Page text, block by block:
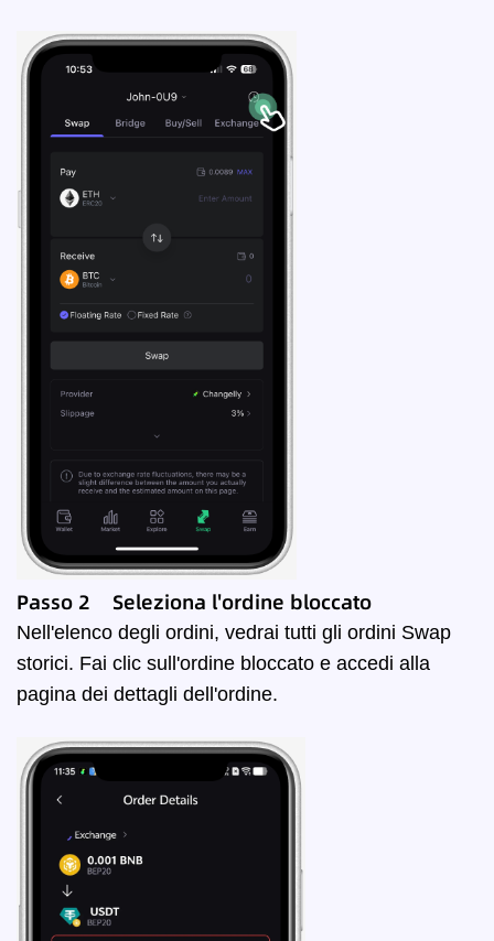
Passo 2 Seleziona l'ordine bloccato
Nell'elenco degli ordini, vedrai tutti gli ordini Swap
storici. Fai clic sull'ordine bloccato e accedi alla
pagina dei dettagli dell'ordine.